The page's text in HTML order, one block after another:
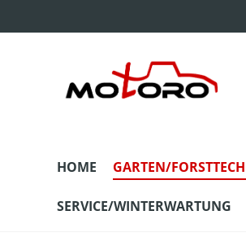
HOME GARTEN/
SERVICE/WINTERWARTUNG